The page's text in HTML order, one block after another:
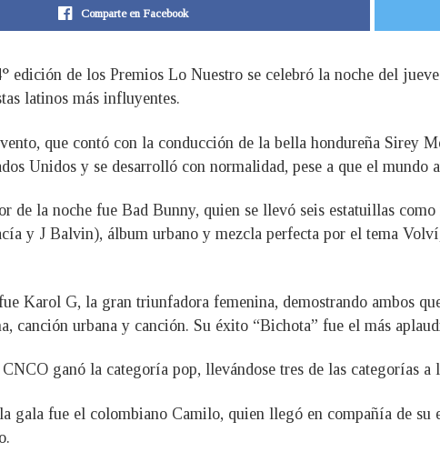
Comparte en Facebook
edición de los Premios Lo Nuestro se celebró la noche del
latinos más influyentes.
que contó con la conducción de la bella hondureña Sirey
Unidos y se desarrolló con normalidad, pese a que el
de la noche fue Bad Bunny, quien se llevó seis estatuillas
y J Balvin), álbum urbano y mezcla perfecta por el tema
Karol G, la gran triunfadora femenina, demostrando ambos
canción urbana y canción. Su éxito “Bichota” fue el más
ganó la categoría pop, llevándose tres de las categorías
gala fue el colombiano Camilo, quien llegó en compañía de su